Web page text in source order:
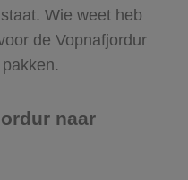
Wie weet heb
de Vopnafjordur
naar